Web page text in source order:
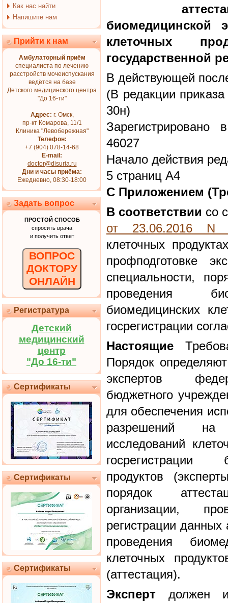
Как нас найти
Напишите нам
Прийти к нам
Амбулаторный приём
специалиста по лечению
расстройств мочеиспускания
ведётся на базе
Детского медицинского центра
"До 16-ти"
Адрес: г. Омск,
пр-кт Комарова, 11/1
Клиника "Левобережная"
Телефон:
+7 (904) 078-14-68
E-mail:
doctor@disuria.ru
Дни и часы приёма:
Ежедневно, 08:30-18:00
Задать вопрос
ПРОСТОЙ СПОСОБ
спросить врача
и получить ответ
ВОПРОС
ДОКТОРУ
ОНЛАЙН
Регистратура
Детский
медицинский
центр
"До 16-ти"
Сертификаты
Сертификаты
Сертификаты
биомедицинской
клеточных
государственной
В действующей
(В редакции
30н)
46027
Начало действия
5 страниц А4
С Приложением
В соответствии со
от 23.06.2016 N
клеточных
профподготовке
специальности,
проведения
биомедицинских
госрегистрации
Настоящие
Порядок
экспертов
бюджетного
для обеспечения
разрешений на
исследований
госрегистрации
продуктов
порядок
организации,
регистрации данных
проведения
клеточных
(аттестация).
Эксперт должен